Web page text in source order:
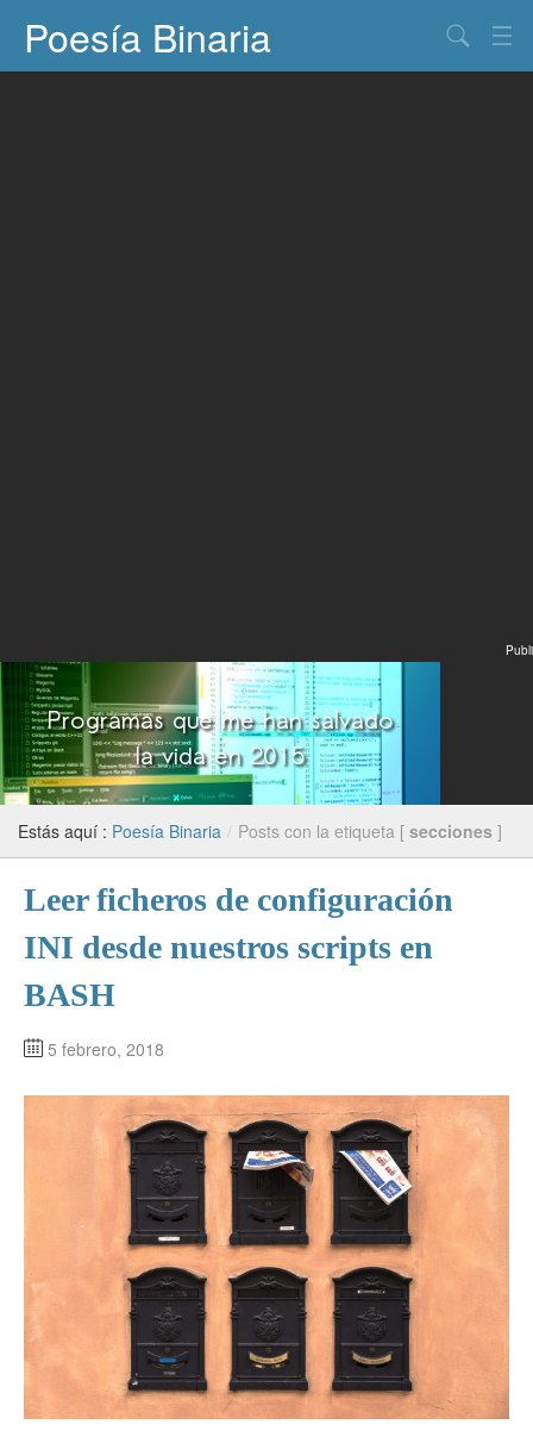
Poesía Binaria
Publi
Estás aquí : Poesía Binaria / Posts con la etiqueta [ secciones ]
Leer ficheros de configuración
INI desde nuestros scripts en
BASH
5 febrero, 2018